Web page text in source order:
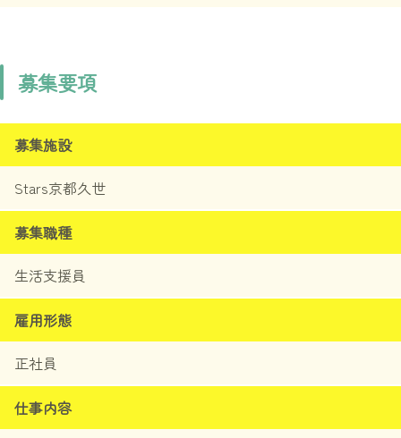
会社概要
メッセージ
役員紹介
求人・採用情報
大阪・関西エリアでの募集
関東エリアでの募集
九州エリアでの募集
募集要項
募集施設
Stars京都久世
募集職種
生活支援員
雇用形態
正社員
仕事内容